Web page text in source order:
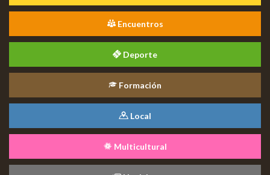
Encuentros
Deporte
Formación
Local
Multicultural